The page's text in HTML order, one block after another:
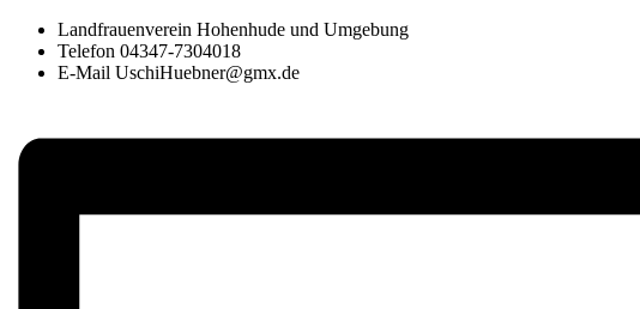
Landfrauenverein Hohenhude und Umgebung
Telefon 04347-7304018
E-Mail UschiHuebner@gmx.de